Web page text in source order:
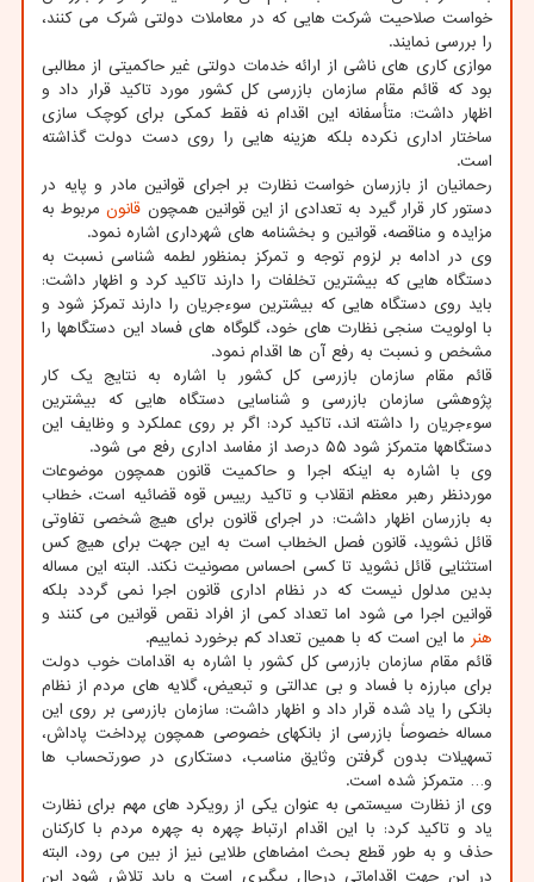
خواست صلاحیت شرکت هایی که در معاملات دولتی شرک می کنند،
را بررسی نمایند.
موازی کاری های ناشی از ارائه خدمات دولتی غیر حاکمیتی از مطالبی
بود که قائم مقام سازمان بازرسی کل کشور مورد تاکید قرار داد و
اظهار داشت: متأسفانه این اقدام نه فقط کمکی برای کوچک سازی
ساختار اداری نکرده بلکه هزینه هایی را روی دست دولت گذاشته
است.
رحمانیان از بازرسان خواست نظارت بر اجرای قوانین مادر و پایه در
دستور کار قرار گیرد به تعدادی از این قوانین همچون قانونمربوط به
مزایده و مناقصه، قوانین و بخشنامه های شهرداری اشاره نمود.
وی در ادامه بر لزوم توجه و تمرکز بمنظور لطمه شناسی نسبت به
دستگاه هایی که بیشترین تخلفات را دارند تاکید کرد و اظهار داشت:
باید روی دستگاه هایی که بیشترین سوءجریان را دارند تمرکز شود و
با اولویت سنجی نظارت های خود، گلوگاه های فساد این دستگاهها را
مشخص و نسبت به رفع آن ها اقدام نمود.
قائم مقام سازمان بازرسی کل کشور با اشاره به نتایج یک کار
پژوهشی سازمان بازرسی و شناسایی دستگاه هایی که بیشترین
سوءجریان را داشته اند، تاکید کرد: اگر بر روی عملکرد و وظایف این
دستگاهها متمرکز شود ۵۵ درصد از مفاسد اداری رفع می شود.
وی با اشاره به اینکه اجرا و حاکمیت قانون همچون موضوعات
موردنظر رهبر معظم انقلاب و تاکید رییس قوه قضائیه است، خطاب
به بازرسان اظهار داشت: در اجرای قانون برای هیچ شخصی تفاوتی
قائل نشوید، قانون فصل الخطاب است به این جهت برای هیچ کس
استثنایی قائل نشوید تا کسی احساس مصونیت نکند. البته این مساله
بدین مدلول نیست که در نظام اداری قانون اجرا نمی گردد بلکه
قوانین اجرا می شود اما تعداد کمی از افراد نقص قوانین می کنند و
هنر ما این است که با همین تعداد کم برخورد نماییم.
قائم مقام سازمان بازرسی کل کشور با اشاره به اقدامات خوب دولت
برای مبارزه با فساد و بی عدالتی و تبعیض، گلایه های مردم از نظام
بانکی را یاد شده قرار داد و اظهار داشت: سازمان بازرسی بر روی این
مساله خصوصاً بازرسی از بانکهای خصوصی همچون پرداخت پاداش،
تسهیلات بدون گرفتن وثایق مناسب، دستکاری در صورتحساب ها
و… متمرکز شده است.
وی از نظارت سیستمی به عنوان یکی از رویکرد های مهم برای نظارت
یاد و تاکید کرد: با این اقدام ارتباط چهره به چهره مردم با کارکنان
حذف و به طور قطع بحث امضاهای طلایی نیز از بین می رود، البته
در این جهت اقداماتی درحال پیگیری است و باید تلاش شود این